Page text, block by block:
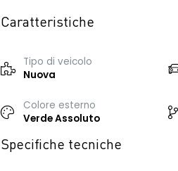
Caratteristiche
Tipo di veicolo
Nuova
Colore esterno
Verde Assoluto
Specifiche tecniche